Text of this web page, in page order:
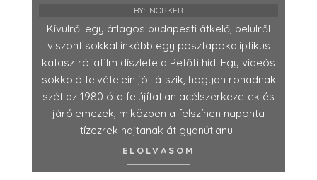
BY: NORKER
Kívülről egy átlagos budapesti átkelő, belülről
viszont sokkal inkább egy posztapokaliptikus
katasztrófafilm díszlete a Petőfi híd. Egy videós
sokkoló felvételein jól látszik, hogyan rohadnak
szét az 1980 óta felújítatlan acélszerkezetek és
járólemezek, miközben a felszínen naponta
tízezrek hajtanak át gyanútlanul.
ELOLVASOM